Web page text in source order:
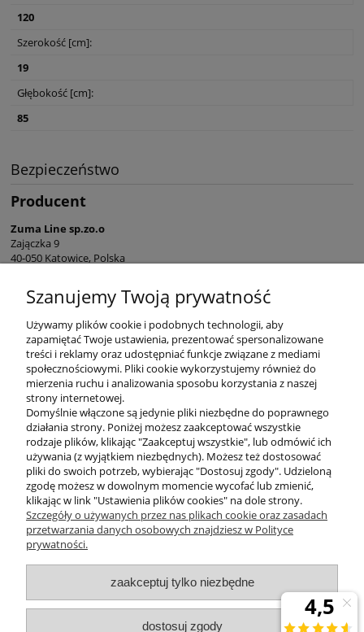
120
Szerokość [cm]:
19
Głębokość [cm]:
85
Bezpieczeństwo
Producent
Zuma Line sp.zo.o
Zajączka 9
40-050 Katowice, Polska
+48 32 730 66 10
KONTAKT
DODATKOWE
MOJE KONTO
INFORMACJE
Szanujemy Twoją prywatność
Używamy plików cookie i podobnych technologii, aby
zapamiętać Twoje ustawienia, prezentować spersonalizowane
treści i reklamy oraz udostępniać funkcje związane z mediami
społecznościowymi. Pliki cookie wykorzystujemy również do
mierzenia ruchu i analizowania sposobu korzystania z naszej
strony internetowej.
Domyślnie włączone są jedynie pliki niezbędne do poprawnego
działania strony. Poniżej możesz zaakceptować wszystkie
rodzaje plików, klikając "Zaakceptuj wszystkie", lub odmówić ich
używania (z wyjątkiem niezbędnych). Możesz też dostosować
pliki do swoich potrzeb, wybierając "Dostosuj zgody". Udzieloną
zgodę możesz w dowolnym momencie wycofać lub zmienić,
klikając w link "Ustawienia plików cookies" na dole strony.
Szczegóły o używanych przez nas plikach cookie oraz zasadach
przetwarzania danych osobowych znajdziesz w Polityce
prywatności.
zaakceptuj tylko niezbędne
dostosuj zgody